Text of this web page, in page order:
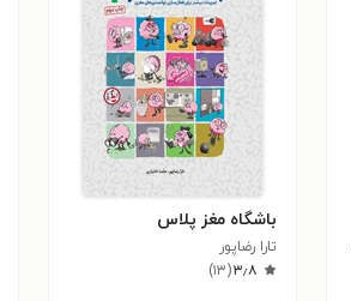
باشگاه مغز پلاس
تارا رضاپور
۳٫۸(۱۳)